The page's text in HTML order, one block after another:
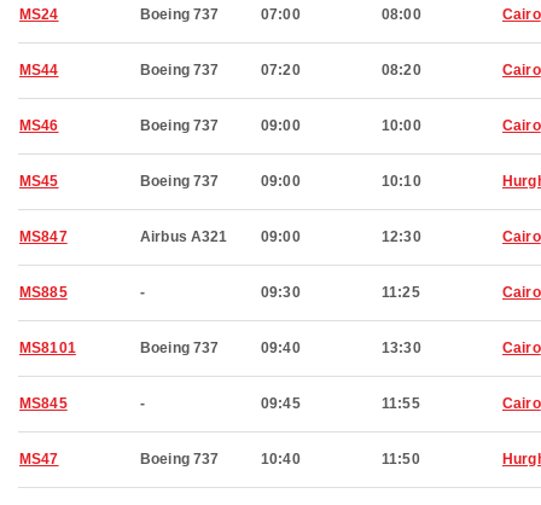
MS24 Boeing 737 07:00 08:00 Cairo
MS44 Boeing 737 07:20 08:20 Cairo
MS46 Boeing 737 09:00 10:00 Cairo
MS45 Boeing 737 09:00 10:10
MS847 Airbus A321 09:00 12:30 Cairo
MS885 - 09:30 11:25 Cairo
MS8101 Boeing 737 09:40 13:30 Cairo
MS845 - 09:45 11:55 Cairo
MS47 Boeing 737 10:40 11:50